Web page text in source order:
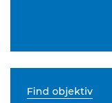
Find objektiv